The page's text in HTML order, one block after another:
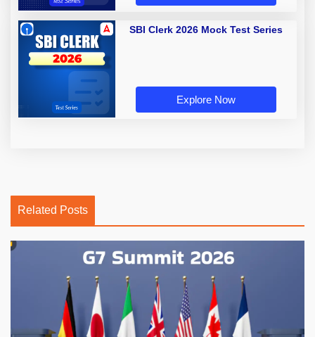
SBI Clerk 2026 Mock Test Series
Explore Now
Related Posts